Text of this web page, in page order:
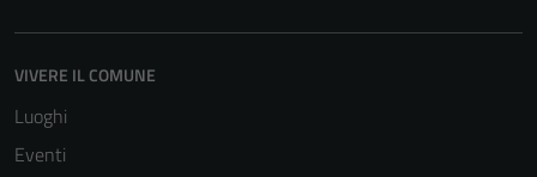
VIVERE IL COMUNE
Luoghi
Eventi